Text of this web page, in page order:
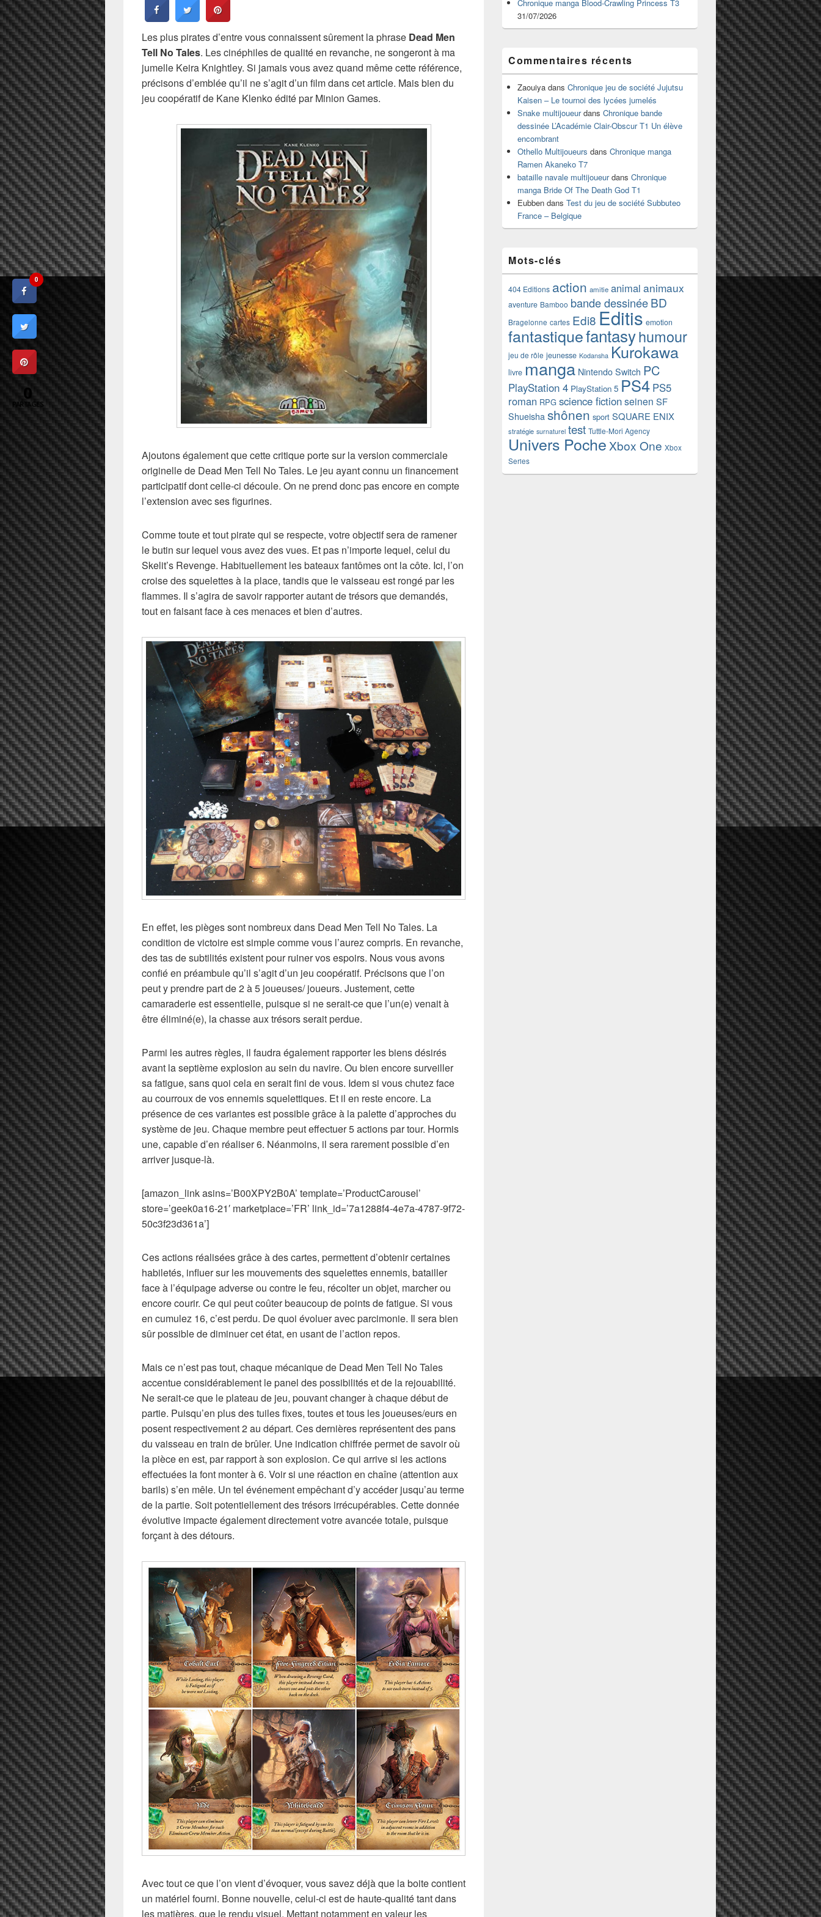
Les plus pirates d’entre vous connaissent sûrement la phrase Dead Men
Tell No Tales. Les cinéphiles de qualité en revanche, ne songeront à ma
jumelle Keira Knightley. Si jamais vous avez quand même cette référence,
précisons d’emblée qu’il ne s’agit d’un film dans cet article. Mais bien du
jeu coopératif de Kane Klenko édité par Minion Games.
Ajoutons également que cette critique porte sur la version commerciale
originelle de Dead Men Tell No Tales. Le jeu ayant connu un financement
participatif dont celle-ci découle. On ne prend donc pas encore en compte
l’extension avec ses figurines.
Comme toute et tout pirate qui se respecte, votre objectif sera de ramener
le butin sur lequel vous avez des vues. Et pas n’importe lequel, celui du
Skelit’s Revenge. Habituellement les bateaux fantômes ont la côte. Ici, l’on
croise des squelettes à la place, tandis que le vaisseau est rongé par les
flammes. Il s’agira de savoir rapporter autant de trésors que demandés,
tout en faisant face à ces menaces et bien d’autres.
En effet, les pièges sont nombreux dans Dead Men Tell No Tales. La
condition de victoire est simple comme vous l’aurez compris. En revanche,
des tas de subtilités existent pour ruiner vos espoirs. Nous vous avons
confié en préambule qu’il s’agit d’un jeu coopératif. Précisons que l’on
peut y prendre part de 2 à 5 joueuses/ joueurs. Justement, cette
camaraderie est essentielle, puisque si ne serait-ce que l’un(e) venait à
être éliminé(e), la chasse aux trésors serait perdue.
Parmi les autres règles, il faudra également rapporter les biens désirés
avant la septième explosion au sein du navire. Ou bien encore surveiller
sa fatigue, sans quoi cela en serait fini de vous. Idem si vous chutez face
au courroux de vos ennemis squelettiques. Et il en reste encore. La
présence de ces variantes est possible grâce à la palette d’approches du
système de jeu. Chaque membre peut effectuer 5 actions par tour. Hormis
une, capable d’en réaliser 6. Néanmoins, il sera rarement possible d’en
arriver jusque-là.
[amazon_link asins=’B00XPY2B0A’ template=’ProductCarousel’
store=’geek0a16-21′ marketplace=’FR’ link_id=’7a1288f4-4e7a-4787-9f72-
50c3f23d361a’]
Ces actions réalisées grâce à des cartes, permettent d’obtenir certaines
habiletés, influer sur les mouvements des squelettes ennemis, batailler
face à l’équipage adverse ou contre le feu, récolter un objet, marcher ou
encore courir. Ce qui peut coûter beaucoup de points de fatigue. Si vous
en cumulez 16, c’est perdu. De quoi évoluer avec parcimonie. Il sera bien
sûr possible de diminuer cet état, en usant de l’action repos.
Mais ce n’est pas tout, chaque mécanique de Dead Men Tell No Tales
accentue considérablement le panel des possibilités et de la rejouabilité.
Ne serait-ce que le plateau de jeu, pouvant changer à chaque début de
partie. Puisqu’en plus des tuiles fixes, toutes et tous les joueuses/eurs en
posent respectivement 2 au départ. Ces dernières représentent des pans
du vaisseau en train de brûler. Une indication chiffrée permet de savoir où
la pièce en est, par rapport à son explosion. Ce qui arrive si les actions
effectuées la font monter à 6. Voir si une réaction en chaîne (attention aux
barils) s’en mêle. Un tel événement empêchant d’y accéder jusqu’au terme
de la partie. Soit potentiellement des trésors irrécupérables. Cette donnée
évolutive impacte également directement votre avancée totale, puisque
forçant à des détours.
Avec tout ce que l’on vient d’évoquer, vous savez déjà que la boite contient
un matériel fourni. Bonne nouvelle, celui-ci est de haute-qualité tant dans
les matières, que le rendu visuel. Mettant notamment en valeur les
Chronique manga Blood-Crawling Princess T3
31/07/2026
Commentaires récents
Zaouiya dans Chronique jeu de société Jujutsu
Kaisen – Le tournoi des lycées jumelés
Snake multijoueurdans Chronique bande
dessinée L’Académie Clair-Obscur T1 Un élève
encombrant
Othello Multijoueurs dans Chronique manga
Ramen Akaneko T7
bataille navale multijoueurdans Chronique
manga Bride Of The Death God T1
Eubben dans Test du jeu de société Subbuteo
France – Belgique
Mots-clés
404 Editions action amitie animal animaux
aventure Bamboo bande dessinéeBD
Bragelonne cartes Edi8 Editis emotion
fantastiquefantasyhumour
jeu de rôle jeunesse Kodansha Kurokawa
livre manga Nintendo Switch PC
PlayStation 4 PlayStation 5 PS4 PS5
roman RPG science fictionseinen SF
Shueisha shônen sport SQUARE ENIX
stratégie surnaturel test Tuttle-Mori Agency
Univers Poche Xbox One Xbox
Series
0
0
PARTAGES